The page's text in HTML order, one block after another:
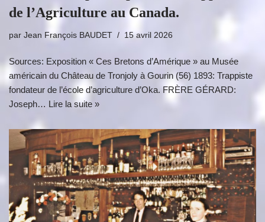
de l’Agriculture au Canada.
par Jean François BAUDET 15 avril 2026
Sources: Exposition « Ces Bretons d’Amérique » au Musée
américain du Château de Tronjoly à Gourin (56) 1893: Trappiste
fondateur de l’école d’agriculture d’Oka. FRÈRE GÉRARD:
Joseph… Lire la suite »